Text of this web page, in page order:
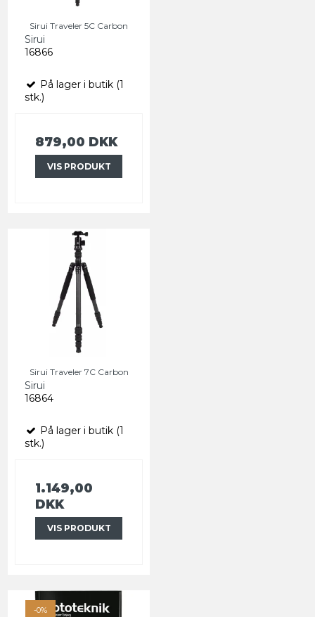
Sirui Traveler 5C Carbon
Sirui
16866
På lager i butik (1
stk.)
879,00 DKK
VIS PRODUKT
Sirui Traveler 7C Carbon
Sirui
16864
På lager i butik (1
stk.)
1.149,00
DKK
VIS PRODUKT
-0%